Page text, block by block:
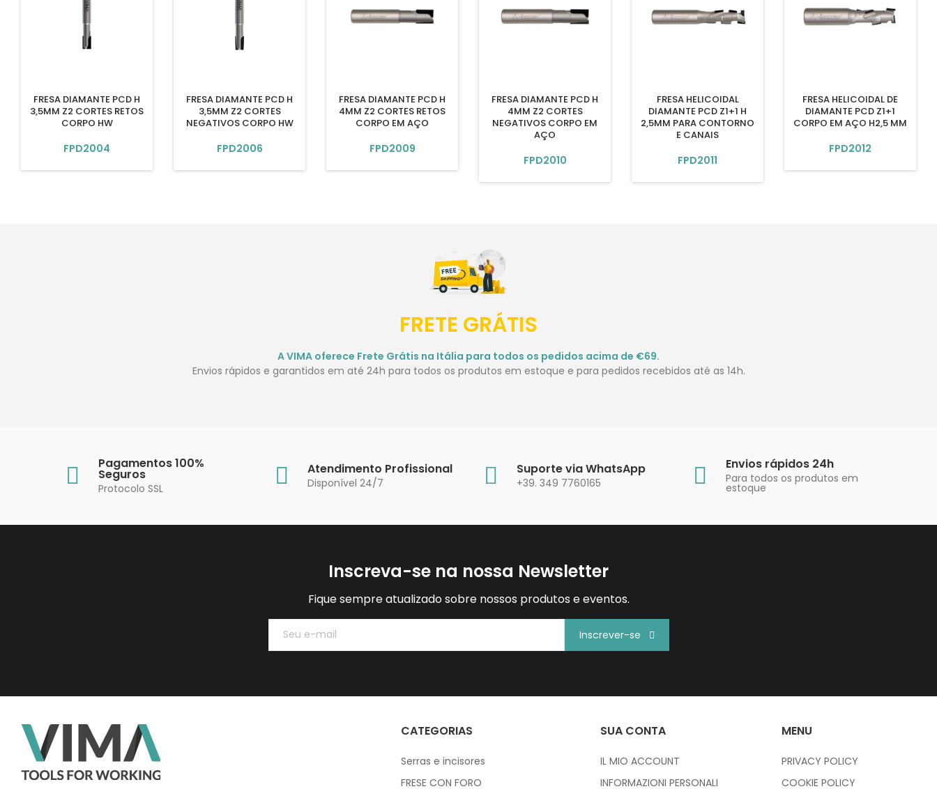
FRESA DIAMANTE PCD H
3,5MM Z2 CORTES RETOS
CORPO HW
FPD2004
FRESA DIAMANTE PCD H
3,5MM Z2 CORTES
NEGATIVOS CORPO HW
FPD2006
FRESA DIAMANTE PCD H
4MM Z2 CORTES RETOS
CORPO EM AÇO
FPD2009
FRESA DIAMANTE PCD H
4MM Z2 CORTES
NEGATIVOS CORPO EM
AÇO
FPD2010
FRESA HELICOIDAL
DIAMANTE PCD Z1+1 H
2,5MM PARA CONTORNO
E CANAIS
FPD2011
FRESA HELICOIDAL DE
DIAMANTE PCD Z1+1
CORPO EM AÇO H2,5 MM
FPD2012
FRETE GRÁTIS
A VIMA oferece Frete Grátis na Itália para todos os pedidos acima de €69.
Envios rápidos e garantidos em até 24h para todos os produtos em estoque e para pedidos recebidos até as 14h.
Pagamentos 100%
Seguros
Protocolo SSL
Atendimento Profissional
Disponível 24/7
Suporte via WhatsApp
+39. 349 7760165
Envios rápidos 24h
Para todos os produtos em
estoque
Inscreva-se na nossa Newsletter
Fique sempre atualizado sobre nossos produtos e eventos.
Inscrever-se
CATEGORIAS
Serras e incisores
FRESE CON FORO
SUA CONTA
IL MIO ACCOUNT
INFORMAZIONI PERSONALI
MENU
PRIVACY POLICY
COOKIE POLICY